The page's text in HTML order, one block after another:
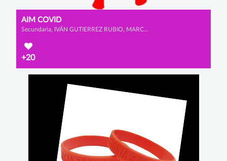
AIM COVID
Secundaria, IVÁN GUTIERREZ RUBIO, MARCO LÓPEZ GÓMEZ y ADRIÁN GARCÍA SANTAMARÍA
+20